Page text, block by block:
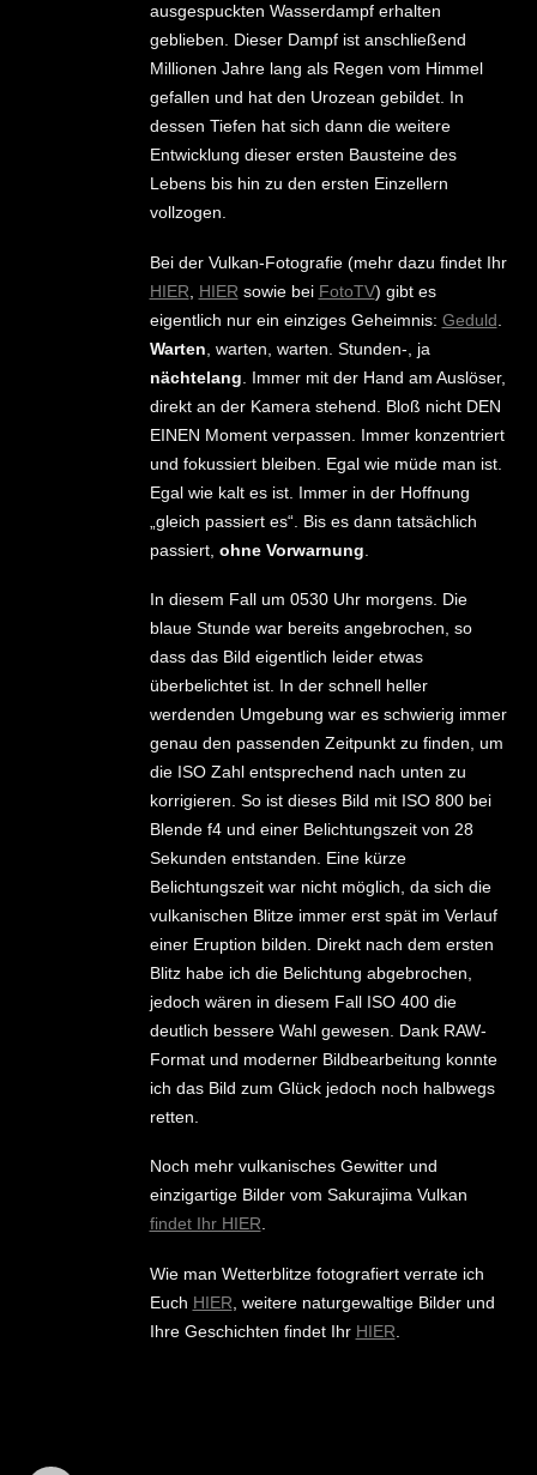
ausgespuckten Wasserdampf erhalten
geblieben. Dieser Dampf ist anschließend
Millionen Jahre lang als Regen vom Himmel
gefallen und hat den Urozean gebildet. In
dessen Tiefen hat sich dann die weitere
Entwicklung dieser ersten Bausteine des
Lebens bis hin zu den ersten Einzellern
vollzogen.
Bei der Vulkan-Fotografie (mehr dazu findet Ihr
HIER
HIER sowie bei FotoTV) gibt es
eigentlich nur ein einziges Geheimnis: Geduld
Warten , warten, warten. Stunden-, ja
nächtelang . Immer mit der Hand am Auslöser,
direkt an der Kamera stehend. Bloß nicht DEN
EINEN Moment verpassen. Immer konzentriert
und fokussiert bleiben. Egal wie müde man ist.
Egal wie kalt es ist. Immer in der Hoffnung
„gleich passiert es“. Bis es dann tatsächlich
passiert, ohne Vorwarnung
In diesem Fall um 0530 Uhr morgens. Die
blaue Stunde war bereits angebrochen, so
dass das Bild eigentlich leider etwas
überbelichtet ist. In der schnell heller
werdenden Umgebung war es schwierig immer
genau den passenden Zeitpunkt zu finden, um
die ISO Zahl entsprechend nach unten zu
korrigieren. So ist dieses Bild mit ISO 800 bei
Blende f4 und einer Belichtungszeit von 28
Sekunden entstanden. Eine kürze
Belichtungszeit war nicht möglich, da sich die
vulkanischen Blitze immer erst spät im Verlauf
einer Eruption bilden. Direkt nach dem ersten
Blitz habe ich die Belichtung abgebrochen,
jedoch wären in diesem Fall ISO 400 die
deutlich bessere Wahl gewesen. Dank RAW-
Format und moderner Bildbearbeitung konnte
ich das Bild zum Glück jedoch noch halbwegs
retten.
Noch mehr vulkanisches Gewitter und
einzigartige Bilder vom Sakurajima Vulkan
findet Ihr HIER.
Wie man Wetterblitze fotografiert verrate ich
Euch HIER , weitere naturgewaltige Bilder und
Ihre Geschichten findet Ihr HIER